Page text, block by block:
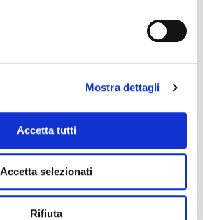
Mostra dettagli
Accetta tutti
Accetta selezionati
Rifiuta